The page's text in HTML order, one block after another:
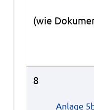
(wie
8
Anlage